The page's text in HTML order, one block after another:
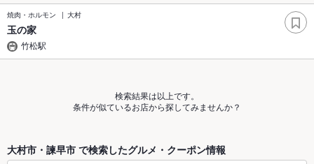
焼肉・ホルモン 大村
玉の家
竹松駅
検索結果は以上です。
条件が似ているお店から探してみませんか？
大村市・諫早市 で検索したグルメ・クーポン情報